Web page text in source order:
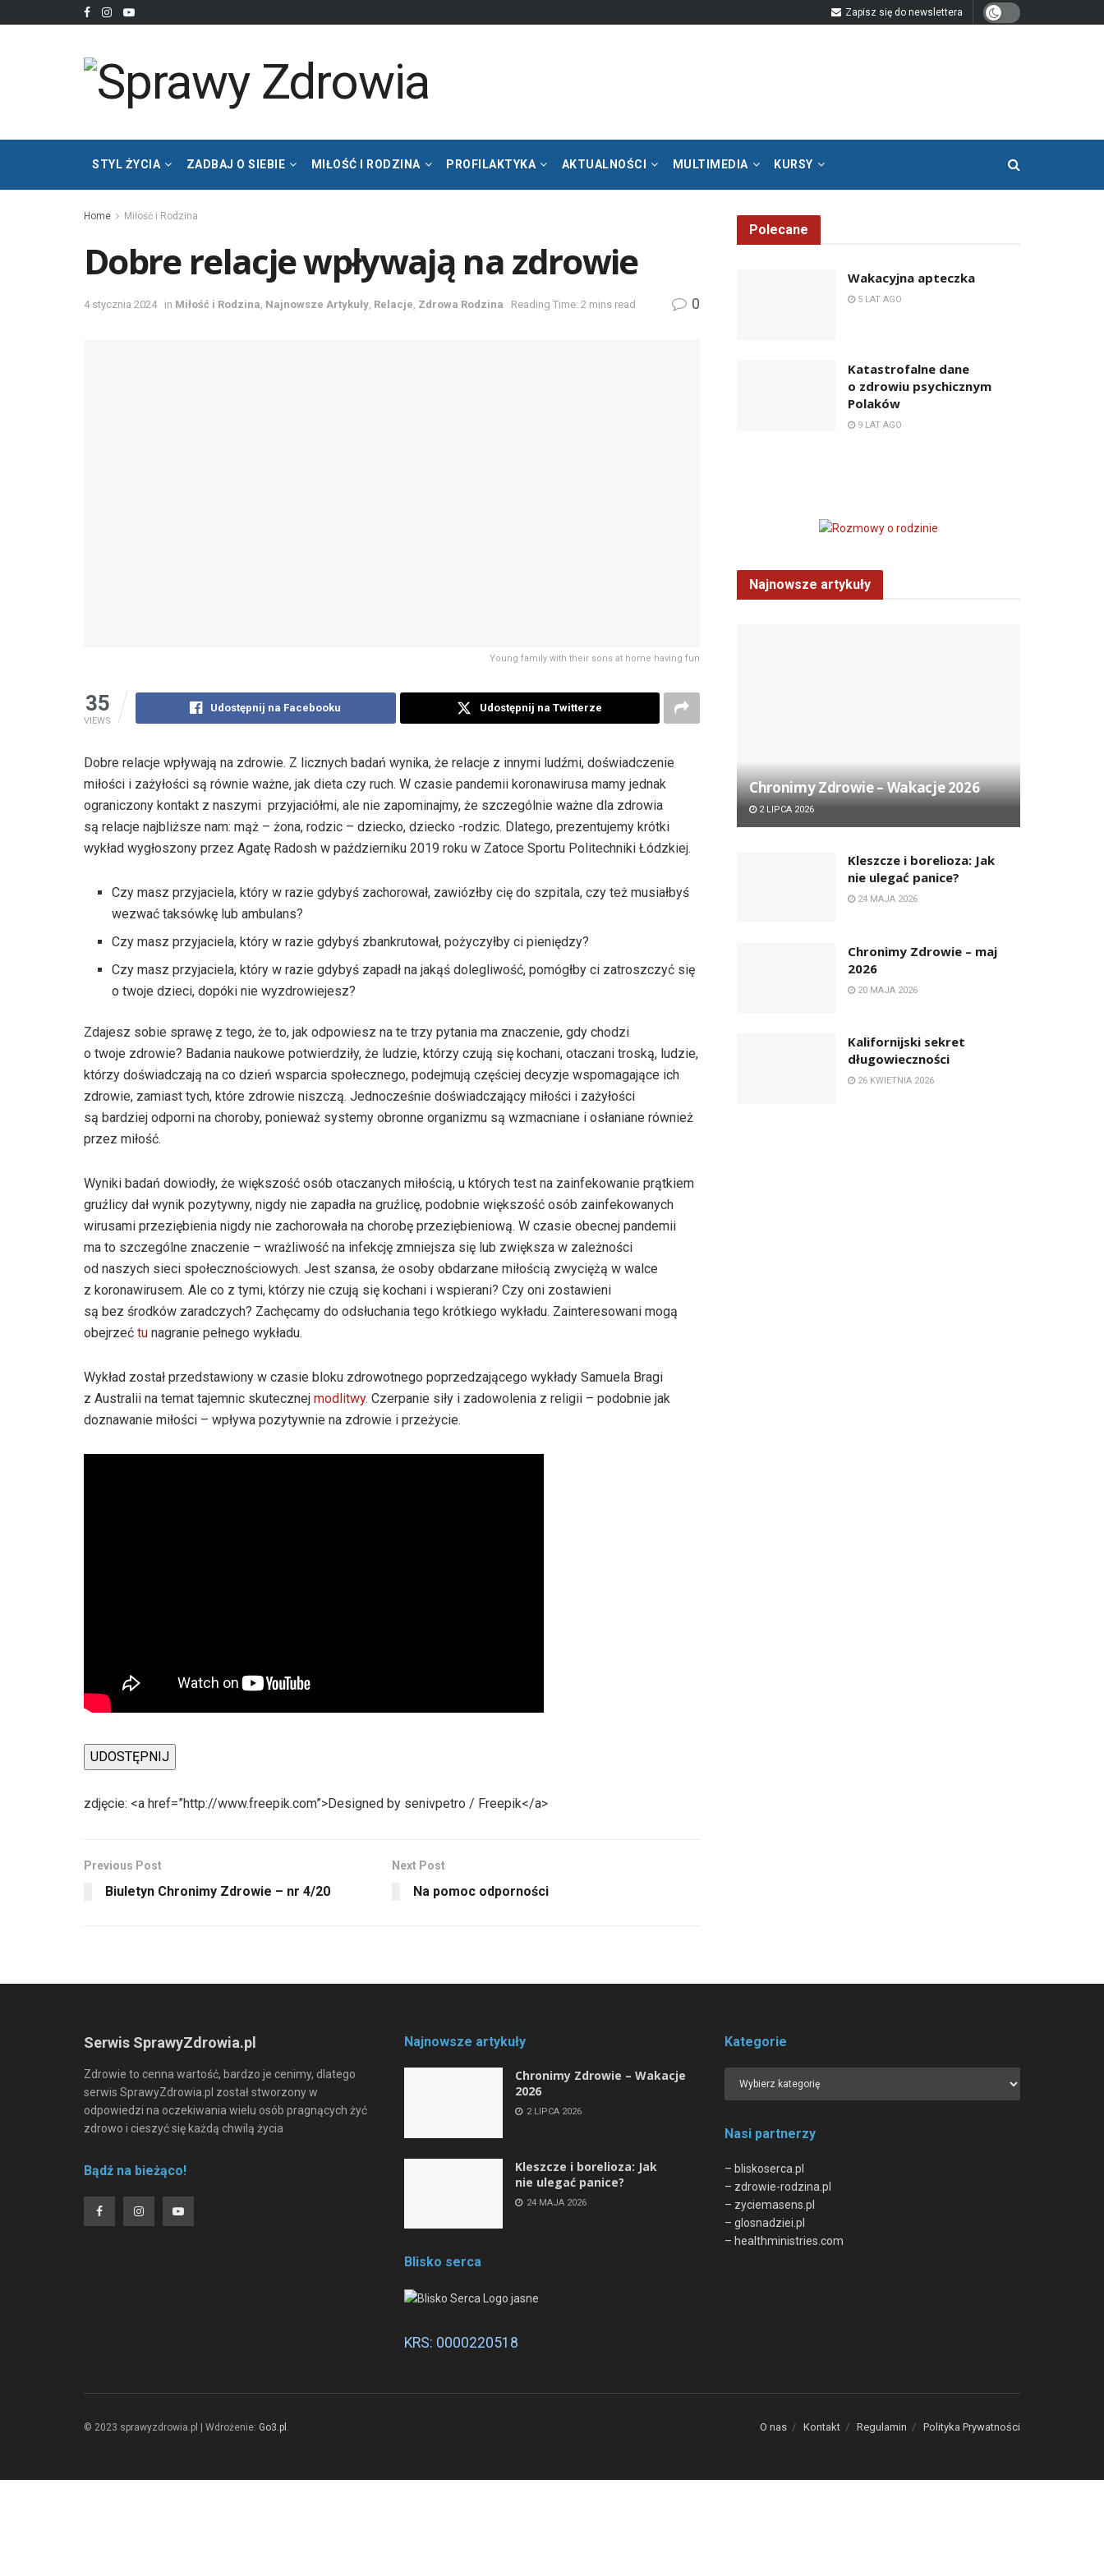
Zapisz się do newslettera
STYL ŻYCIA ZADBAJ O SIEBIE MIŁOŚĆ I RODZINA PROFILAKTYKA AKTUALNOŚCI MULTIMEDIA KURSY
Home Miłość i Rodzina
Dobre relacje wpływają na zdrowie
4 stycznia 2024 in Miłość i Rodzina Najnowsze Artykuły Relacje Zdrowa Rodzina Reading Time: 2 mins read 0
Young family with their sons at home having fun
35
VIEWS
Udostępnij na Facebooku Udostępnij na Twitterze
Dobre relacje wpływają na zdrowie. Z licznych badań wynika, że relacje z innymi ludźmi, doświadczenie
miłości i zażyłości są równie ważne, jak dieta czy ruch. W czasie pandemii koronawirusa mamy jednak
ograniczony kontakt z naszymi przyjaciółmi, ale nie zapominajmy, że szczególnie ważne dla zdrowia
są relacje najbliższe nam: mąż – żona, rodzic – dziecko, dziecko -rodzic. Dlatego, prezentujemy krótki
wykład wygłoszony przez Agatę Radosh w październiku 2019 roku w Zatoce Sportu Politechniki Łódzkiej.
Czy masz przyjaciela, który w razie gdybyś zachorował, zawiózłby cię do szpitala, czy też musiałbyś
wezwać taksówkę lub ambulans?
Czy masz przyjaciela, który w razie gdybyś zbankrutował, pożyczyłby ci pieniędzy?
Czy masz przyjaciela, który w razie gdybyś zapadł na jakąś dolegliwość, pomógłby ci zatroszczyć się
o twoje dzieci, dopóki nie wyzdrowiejesz?
Zdajesz sobie sprawę z tego, że to, jak odpowiesz na te trzy pytania ma znaczenie, gdy chodzi
o twoje zdrowie? Badania naukowe potwierdziły, że ludzie, którzy czują się kochani, otaczani troską, ludzie,
którzy doświadczają na co dzień wsparcia społecznego, podejmują częściej decyzje wspomagające ich
zdrowie, zamiast tych, które zdrowie niszczą. Jednocześnie doświadczający miłości i zażyłości
są bardziej odporni na choroby, ponieważ systemy obronne organizmu są wzmacniane i osłaniane również
przez miłość.
Wyniki badań dowiodły, że większość osób otaczanych miłością, u których test na zainfekowanie prątkiem
gruźlicy dał wynik pozytywny, nigdy nie zapadła na gruźlicę, podobnie większość osób zainfekowanych
wirusami przeziębienia nigdy nie zachorowała na chorobę przeziębieniową. W czasie obecnej pandemii
ma to szczególne znaczenie – wrażliwość na infekcję zmniejsza się lub zwiększa w zależności
od naszych sieci społecznościowych. Jest szansa, że osoby obdarzane miłością zwyciężą w walce
z koronawirusem. Ale co z tymi, którzy nie czują się kochani i wspierani? Czy oni zostawieni
są bez środków zaradczych? Zachęcamy do odsłuchania tego krótkiego wykładu. Zainteresowani mogą
obejrzeć tu nagranie pełnego wykładu.
Wykład został przedstawiony w czasie bloku zdrowotnego poprzedzającego wykłady Samuela Bragi
z Australii na temat tajemnic skutecznej modlitwy. Czerpanie siły i zadowolenia z religii – podobnie jak
doznawanie miłości – wpływa pozytywnie na zdrowie i przeżycie.
UDOSTĘPNIJ
zdjęcie: <a href=”http://www.freepik.com”>Designed by senivpetro / Freepik</a>
Previous Post
Biuletyn Chronimy Zdrowie – nr 4/20
Next Post
Na pomoc odporności
Polecane
Wakacyjna apteczka
5 LAT AGO
Katastrofalne dane
o zdrowiu psychicznym
Polaków
9 LAT AGO
Najnowsze artykuły
Chronimy Zdrowie ­– Wakacje 2026
2 LIPCA 2026
Kleszcze i borelioza: Jak
nie ulegać panice?
24 MAJA 2026
Chronimy Zdrowie ­– maj
2026
20 MAJA 2026
Kalifornijski sekret
długowieczności
26 KWIETNIA 2026
Serwis SprawyZdrowia.pl
Zdrowie to cenna wartość, bardzo je cenimy, dlatego
serwis SprawyZdrowia.pl został stworzony w
odpowiedzi na oczekiwania wielu osób pragnących żyć
zdrowo i cieszyć się każdą chwilą życia
Bądź na bieżąco!
Najnowsze artykuły
Chronimy Zdrowie ­– Wakacje
2026
2 LIPCA 2026
Kleszcze i borelioza: Jak
nie ulegać panice?
24 MAJA 2026
Blisko serca
KRS: 0000220518
Kategorie
Nasi partnerzy
– bliskoserca.pl
– zdrowie-rodzina.pl
– zyciemasens.pl
– glosnadziei.pl
– healthministries.com
O nas Kontakt Regulamin Polityka Prywatności
© 2023 sprawyzdrowia.pl | Wdrożenie: Go3.pl .